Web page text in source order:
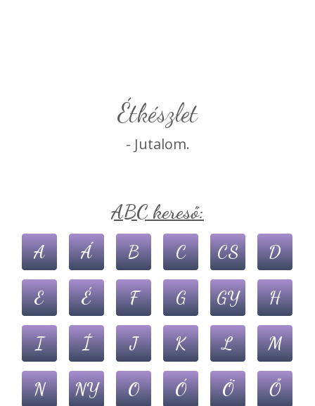
étkészlet
- Jutalom.
ABC kereső:
A Á B C CS D
E É F G GY H
I Í J K L M
N NY O Ó Ö Ő